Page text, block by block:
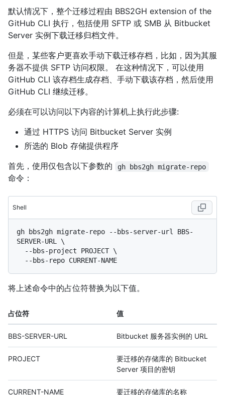
默认情况下，整个迁移过程由 BBS2GH extension of the
GitHub CLI 执行，包括使用 SFTP 或 SMB 从 Bitbucket
Server 实例下载迁移归档文件。
但是，某些客户更喜欢手动下载迁移存档，比如，因为其服
务器不提供 SFTP 访问权限。 在这种情况下，可以使用
GitHub CLI 该存档生成存档、手动下载该存档，然后使用
GitHub CLI 继续迁移。
必须在可以访问以下内容的计算机上执行此步骤:
通过 HTTPS 访问 Bitbucket Server 实例
所选的 Blob 存储提供程序
首先，使用仅包含以下参数的
gh bbs2gh migrate-repo
命令：
Shell
gh bbs2gh migrate-repo --bbs-server-url BBS-
SERVER-URL \
将上述命令中的占位符替换为以下值。
占位符 值
BBS-SERVER-URL Bitbucket 服务器实例的 URL
PROJECT
要迁移的存储库的 Bitbucket
Server 项目的密钥
CURRENT-NAME 要迁移的存储库的名称